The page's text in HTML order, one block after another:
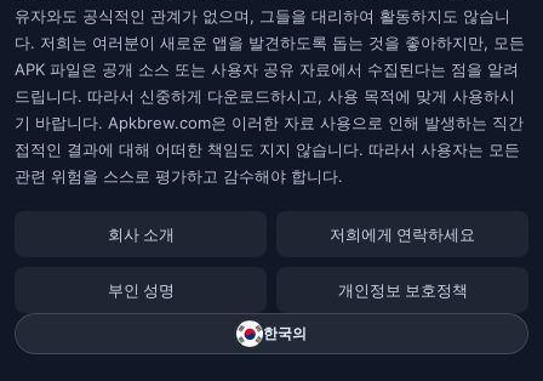
유자와도 공식적인 관계가 없으며, 그들을 대리하여 활동하지도 않습니
다. 저희는 여러분이 새로운 앱을 발견하도록 돕는 것을 좋아하지만, 모든
APK 파일은 공개 소스 또는 사용자 공유 자료에서 수집된다는 점을 알려
드립니다. 따라서 신중하게 다운로드하시고, 사용 목적에 맞게 사용하시
기 바랍니다. Apkbrew.com은 이러한 자료 사용으로 인해 발생하는 직간
접적인 결과에 대해 어떠한 책임도 지지 않습니다. 따라서 사용자는 모든
관련 위험을 스스로 평가하고 감수해야 합니다.
회사 소개 저희에게 연락하세요
부인 성명 개인정보 보호정책
한국의